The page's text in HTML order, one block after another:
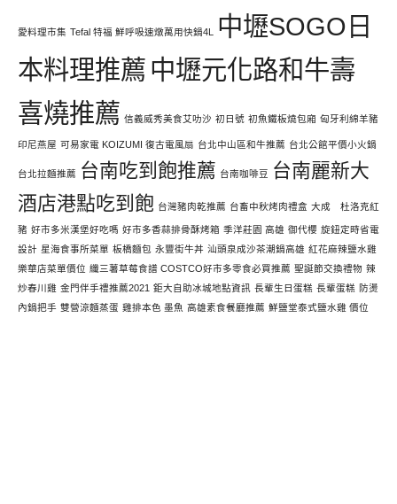
愛料理市集 Tefal 特福 鮮呼吸速燉萬用快鍋4L
中壢SOGO日
本料理推薦 中壢元化路和牛壽
喜燒推薦 信義威秀美食艾叻沙 初日號 初魚鐵板燒包廂 匈牙利綿羊豬
印尼燕屋 可易家電 KOIZUMI 復古電風扇 台北中山區和牛推薦 台北公館平價小火鍋
台北拉麵推薦 台南吃到飽推薦 台南咖啡豆
台南麗新大
酒店港點吃到飽 台灣豬肉乾推薦 台畜中秋烤肉禮盒 大成 杜洛克紅
豬 好市多米漢堡好吃嗎 好市多香蒜排骨酥烤箱 季洋莊園 高雄 御代櫻 旋鈕定時省電
設計 星海食事所菜單 板橋麵包 永豐街牛丼 汕頭泉成沙茶潮鍋高雄 紅花麻辣鹽水雞
樂華店菜單價位 纖三薯草莓食譜 COSTCO好市多零食必買推薦 聖誕節交換禮物 辣
炒春川雞 金門伴手禮推薦2021 鉅大自助冰城地點資訊 長輩生日蛋糕 長輩蛋糕 防燙
內鍋把手 雙營涼麵蒸蛋 雞排本色 墨魚 高雄素食餐廳推薦 鮮鹽堂泰式鹽水雞 價位